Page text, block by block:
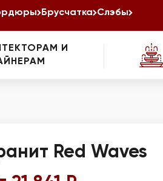
Брусчатка Слэбы
И
Red Waves